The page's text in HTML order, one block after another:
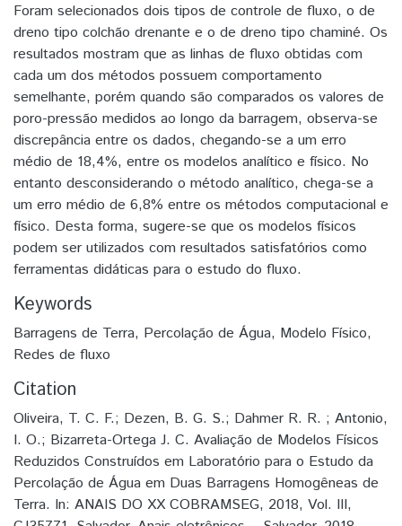
Foram selecionados dois tipos de controle de fluxo, o de
dreno tipo colchão drenante e o de dreno tipo chaminé. Os
resultados mostram que as linhas de fluxo obtidas com
cada um dos métodos possuem comportamento
semelhante, porém quando são comparados os valores de
poro-pressão medidos ao longo da barragem, observa-se
discrepância entre os dados, chegando-se a um erro
médio de 18,4%, entre os modelos analítico e físico. No
entanto desconsiderando o método analítico, chega-se a
um erro médio de 6,8% entre os métodos computacional e
físico. Desta forma, sugere-se que os modelos físicos
podem ser utilizados com resultados satisfatórios como
ferramentas didáticas para o estudo do fluxo.
Keywords
Barragens de Terra, Percolação de Água, Modelo Físico,
Redes de fluxo
Citation
Oliveira, T. C. F.; Dezen, B. G. S.; Dahmer R. R. ; Antonio,
I. O.; Bizarreta-Ortega J. C. Avaliação de Modelos Físicos
Reduzidos Construídos em Laboratório para o Estudo da
Percolação de Água em Duas Barragens Homogêneas de
Terra. In: ANAIS DO XX COBRAMSEG, 2018, Vol. III,